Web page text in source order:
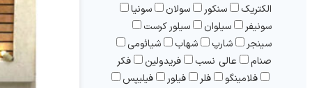
الکتریک
سنکور سولان
سونيا
سونیفر
سیلوان
سیلور کرست
سینجر
شارپ شهاب
شیائومی
صنام
عالی نسب فریدولین
فکر
فلامینگو
فلر فیلور
فیلیپس